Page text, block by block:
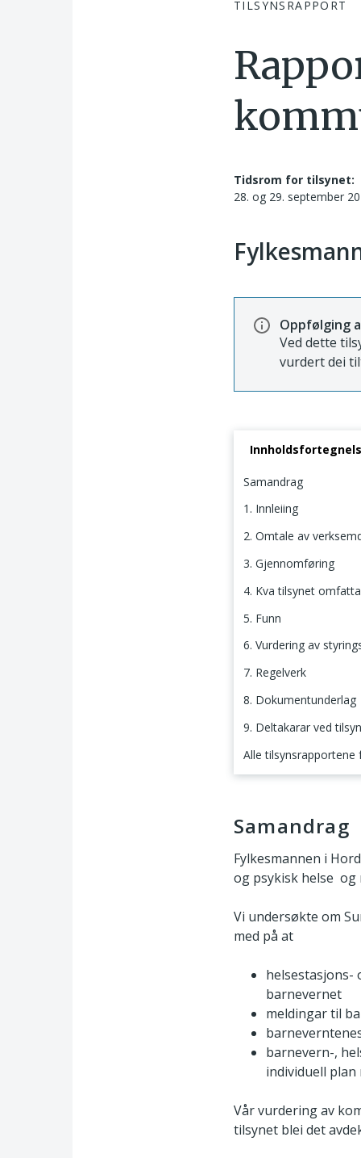
TILSYNSRAPPORT
Tidsrom for tilsynet:
28. og 29. september
Oppfølging
Ved dette
vurdert dei
Samandrag
1. Innleiing
2. Omtale av
3. Gjennomføring
4. Kva tilsynet omfatta
5. Funn
6. Vurdering av
7. Regelverk
8. Dokumentunderlag
9. Deltakarar ved
Alle
Samandrag
Fylkesmannen i
og psykisk helse og
Vi undersøkte om
med på at
helsestasjons-
barnevernet
meldingar til
barnevern-,
individuell
Vår vurdering av
tilsynet blei det